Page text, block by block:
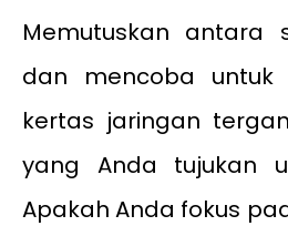
Memutuskan antara
dan mencoba untuk
kertas jaringan
yang Anda tujukan
Apakah Anda fokus